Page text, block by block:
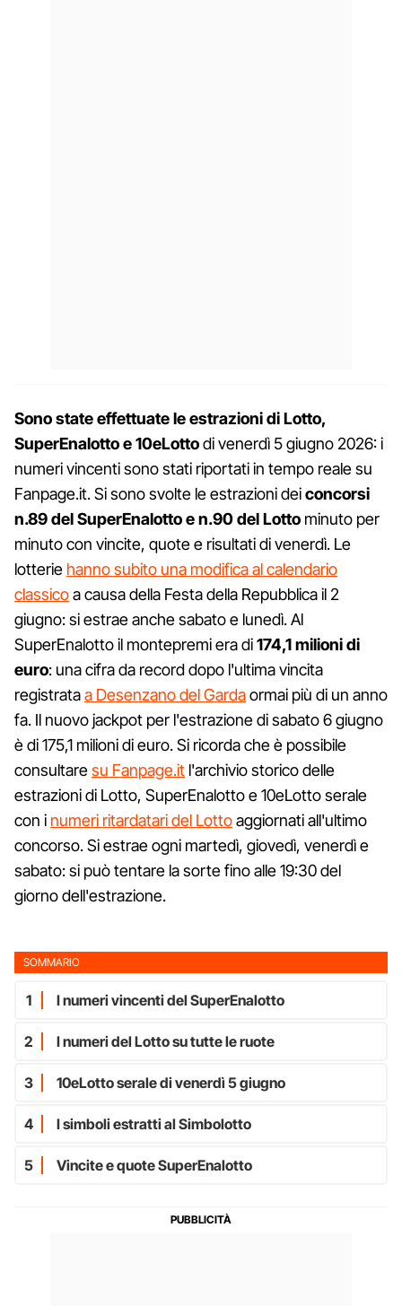
Sono state effettuate le estrazioni di Lotto,
SuperEnalotto e 10eLottodi venerdì 5 giugno 2026: i
numeri vincenti sono stati riportati in tempo reale su
Fanpage.it. Si sono svolte le estrazioni deiconcorsi
n.89 del SuperEnalotto e n.90 del Lotto minuto per
minuto con vincite, quote e risultati di venerdì. Le
lotterie hanno subito una modifica al calendario
classicoa causa della Festa della Repubblica il 2
giugno: si estrae anche sabato e lunedì. Al
SuperEnalotto il montepremi era di174,1 milioni di
euro: una cifra da record dopo l'ultima vincita
registrataa Desenzano del Gardaormai più di un anno
fa. Il nuovo jackpot per l'estrazione di sabato 6 giugno
è di 175,1 milioni di euro. Si ricorda che è possibile
consultaresu Fanpage.it l'archivio storico delle
estrazioni di Lotto, SuperEnalotto e 10eLotto serale
con i numeri ritardatari del Lottoaggiornati all'ultimo
concorso. Si estrae ogni martedì, giovedì, venerdì e
sabato: si può tentare la sorte fino alle 19:30 del
giorno dell'estrazione.
SOMMARIO
1 I numeri vincenti del SuperEnalotto
2 I numeri del Lotto su tutte le ruote
3 10eLotto serale di venerdì 5 giugno
4 I simboli estratti al Simbolotto
5 Vincite e quote SuperEnalotto